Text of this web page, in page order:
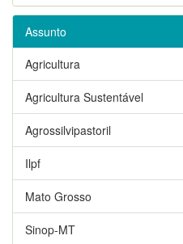
Assunto
Agricultura
Agricultura Sustentável
Agrossilvipastoril
Ilpf
Mato Grosso
Sinop-MT